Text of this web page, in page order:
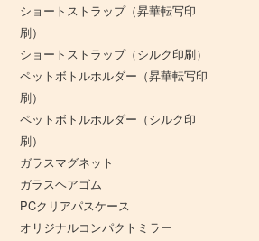
ショートストラップ（昇華転写印
刷）
ショートストラップ（シルク印刷）
ペットボトルホルダー（昇華転写印
刷）
ペットボトルホルダー（シルク印
刷）
ガラスマグネット
ガラスヘアゴム
PCクリアパスケース
オリジナルコンパクトミラー